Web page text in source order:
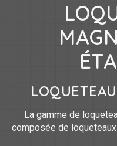
La gamme de
composée de